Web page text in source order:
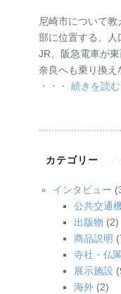
尼崎市について
部に位置する、人
JR、阪急電車が
奈良へも乗り換
・・・ 続きを読む
カテゴリー
インタビュー
公共交通
出版物 (2)
商品説明
寺社・仏閣
展示施設
海外 (2)